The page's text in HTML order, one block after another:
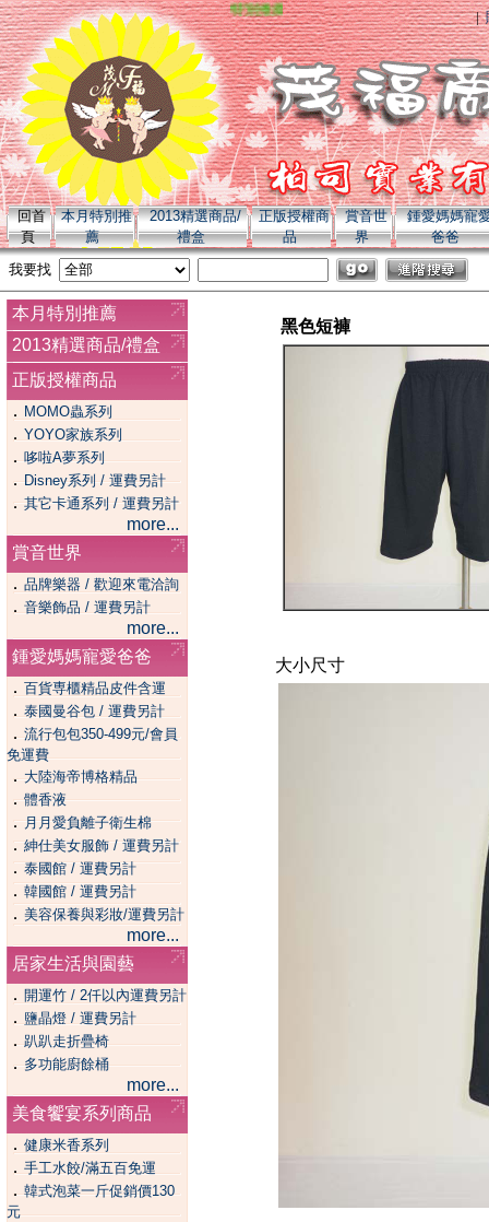
特別推薦 yoyo 全系列商品 momo 全系列商
|
回首
頁
本月特別推
薦
2013精選商品/
禮盒
正版授權商
品
賞音世
界
鍾愛媽媽寵
爸爸
我要找
本月特別推薦
2013精選商品/禮盒
正版授權商品
． MOMO蟲系列
． YOYO家族系列
． 哆啦A夢系列
．Disney系列 / 運費另計
．其它卡通系列 / 運費另計
more...
賞音世界
． 品牌樂器 / 歡迎來電洽詢
． 音樂飾品 / 運費另計
more...
鍾愛媽媽寵愛爸爸
． 百貨専櫃精品皮件含運
． 泰國曼谷包 / 運費另計
． 流行包包350-499元/會員
免運費
．大陸海帝博格精品
．體香液
．月月愛負離子衛生棉
．紳仕美女服飾 / 運費另計
．泰國館 / 運費另計
． 韓國館 / 運費另計
． 美容保養與彩妝/運費另計
more...
居家生活與園藝
． 開運竹 / 2仟以內運費另計
． 鹽晶燈 / 運費另計
． 趴趴走折疊椅
．多功能廚餘桶
more...
美食饗宴系列商品
． 健康米香系列
． 手工水餃/滿五百免運
． 韓式泡菜一斤促銷價130
元
黑色短褲
大小尺寸